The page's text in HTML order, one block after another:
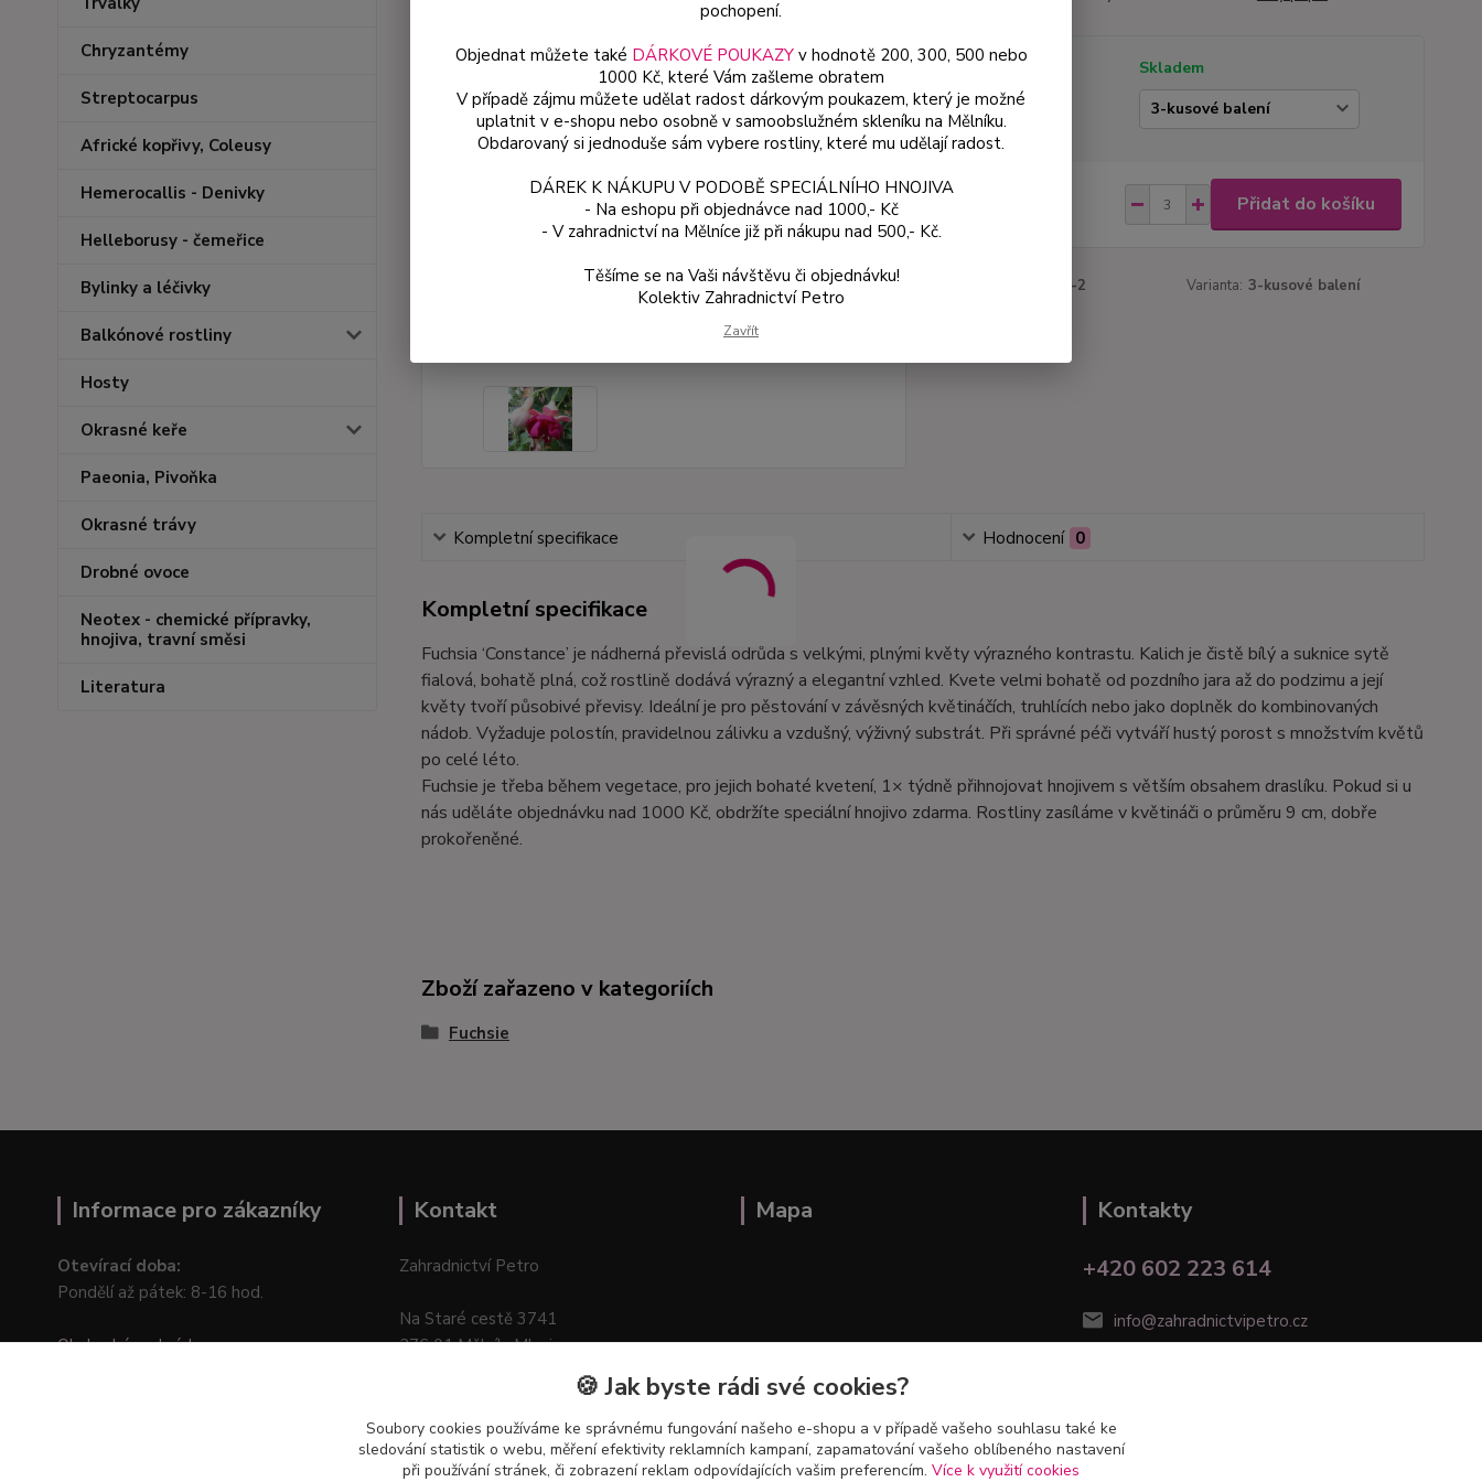
Chryzantémy
Streptocarpus
Africké kopřivy, Coleusy
Hemerocallis - Denivky
Helleborusy - čemeřice
Bylinky a léčivky
Balkónové rostliny
Hosty
Okrasné keře
Paeonia, Pivoňka
Okrasné trávy
Drobné ovoce
Neotex - chemické přípravky,
hnojiva, travní směsi
Literatura
Dostupnost
Skladem
Varianta
Přidat do košíku
916-2 Varianta: 3-kusové balení
Kompletní specifikace Hodnocení 0
Kompletní specifikace
Fuchsia ‘Constance’ je nádherná převislá odrůda s velkými, plnými květy výrazného kontrastu. Kalich je čistě bílý a suknice sytě
fialová, bohatě plná, což rostlině dodává výrazný a elegantní vzhled. Kvete velmi bohatě od pozdního jara až do podzimu a její
květy tvoří působivé převisy. Ideální je pro pěstování v závěsných květináčích, truhlících nebo jako doplněk do kombinovaných
nádob. Vyžaduje polostín, pravidelnou zálivku a vzdušný, výživný substrát. Při správné péči vytváří hustý porost s množstvím květů
po celé léto.
Fuchsie je třeba během vegetace, pro jejich bohaté kvetení, 1× týdně přihnojovat hnojivem s větším obsahem draslíku. Pokud si u
nás uděláte objednávku nad 1000 Kč, obdržíte speciální hnojivo zdarma. Rostliny zasíláme v květináči o průměru 9 cm, dobře
prokořeněné.
Zboží zařazeno v kategoriích
Fuchsie
Informace pro zákazníky
Otevírací doba:
Pondělí až pátek: 8-16 hod.
Obchodní podmínky
Kontakt
Zahradnictví Petro
Na Staré cestě 3741
276 01 Mělník–Mlazice
Mapa
Kontakty
+420 602 223 614
info@zahradnictvipetro.cz
pochopení.
Objednat můžete také DÁRKOVÉ POUKAZYv hodnotě 200, 300, 500 nebo
1000 Kč, které Vám zašleme obratem
V případě zájmu můžete udělat radost dárkovým poukazem, který je možné
uplatnit v e-shopu nebo osobně v samoobslužném skleníku na Mělníku.
Obdarovaný si jednoduše sám vybere rostliny, které mu udělají radost.
DÁREK K NÁKUPU V PODOBĚ SPECIÁLNÍHO HNOJIVA
- Na eshopu při objednávce nad 1000,- Kč
- V zahradnictví na Mělníce již při nákupu nad 500,- Kč.
Těšíme se na Vaši návštěvu či objednávku!
Kolektiv Zahradnictví Petro
Zavřít
🍪 Jak byste rádi své cookies?
Soubory cookies používáme ke správnému fungování našeho e-shopu a v případě vašeho souhlasu také ke
sledování statistik o webu, měření efektivity reklamních kampaní, zapamatování vašeho oblíbeného nastavení
při používání stránek, či zobrazení reklam odpovídajících vašim preferencím. Více k využití cookies